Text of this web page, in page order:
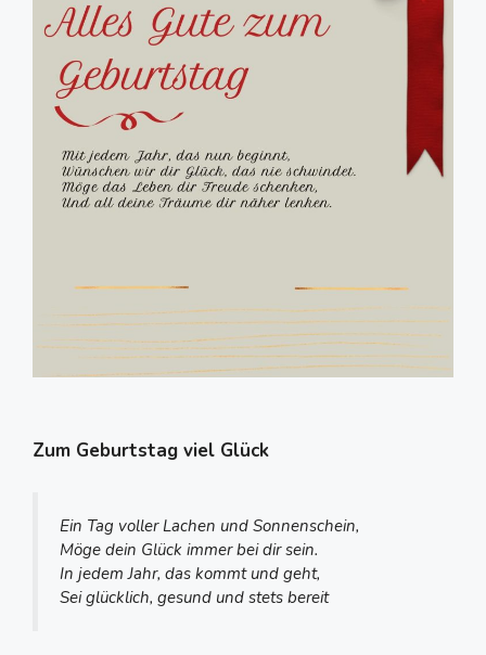
Zum Geburtstag viel Glück
Ein Tag voller Lachen und Sonnenschein,
Möge dein Glück immer bei dir sein.
In jedem Jahr, das kommt und geht,
Sei glücklich, gesund und stets bereit